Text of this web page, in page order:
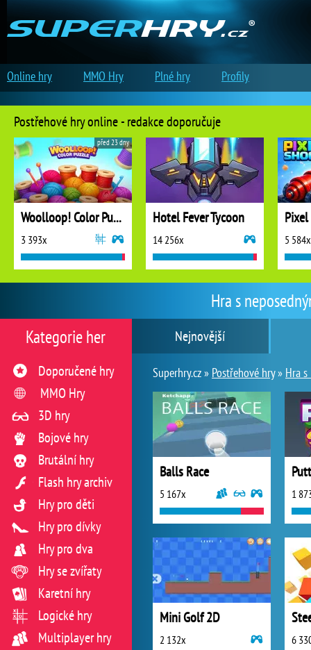
Hra s
Nejnovější
Superhry.cz » Postřehové hry» Hra
Balls Race
5 167x 1
Mini Golf 2D
2 132x 6
Kategorie her
Doporučené hry
MMO Hry
3D hry
Bojové hry
Brutální hry
Flash hry archiv
Hry pro děti
Hry pro dívky
Hry pro dva
Hry se zvířaty
Karetní hry
Logické hry
Multiplayer hry
Postřehové hry online - redakce doporučuje
Woolloop! Color Puzzle
3 393x
před 23 dny
Hotel Fever Tycoon
14 256x 5 584x
Online hry MMO Hry Plné hry Profily